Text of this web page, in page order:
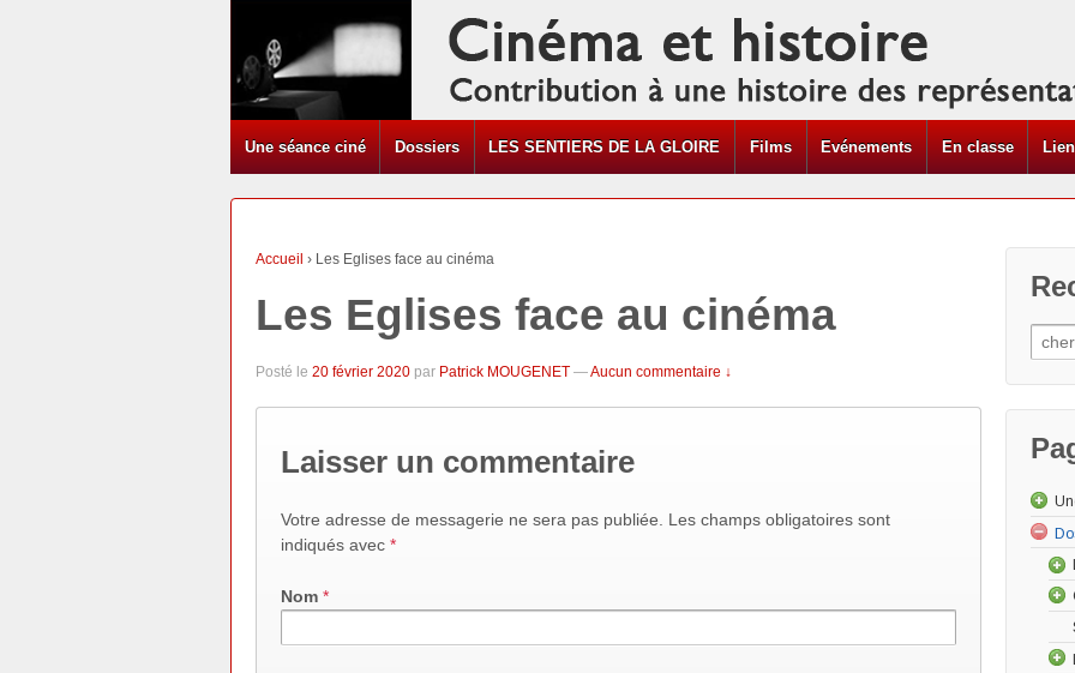
Une séance ciné Dossiers LES SENTIERS DE LA GLOIRE Films Evénements En classe
Accueil › Les Eglises face au cinéma
Les Eglises face au cinéma
Posté le 20 février 2020 par Patrick MOUGENET —Aucun commentaire ↓
Laisser un commentaire
Votre adresse de messagerie ne sera pas publiée. Les champs obligatoires sont
indiqués avec *
Nom *